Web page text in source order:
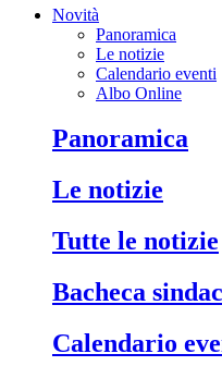
Novità
Panoramica
Le notizie
Calendario eventi
Albo Online
panoramica
le notizie
tutte le notizie
bacheca
calendario